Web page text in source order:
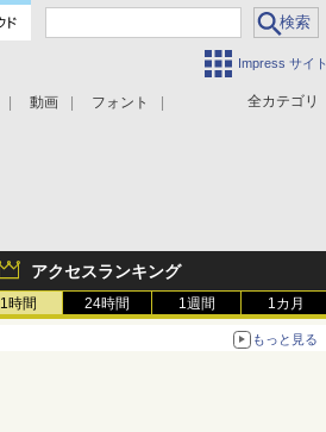
Impress サイト
全カテゴリ
動画 フォント
アクセスランキング
1時間 24時間 1週間 1カ月
もっと見る